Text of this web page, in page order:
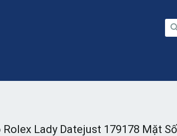
Rolex Lady Datejust 179178 Mặt